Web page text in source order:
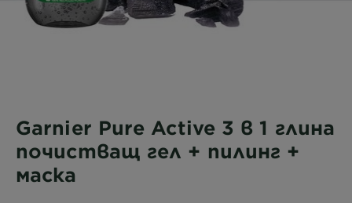
Garnier Pure Active 3 в 1 глина
почистващ гел + пилинг +
маска